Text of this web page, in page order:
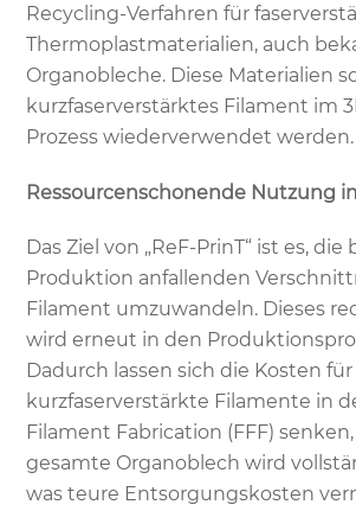
Recycling-Verfahren für
Thermoplastmaterialien, auch
Organobleche. Diese Materialien
kurzfaserverstärktes Filament im
Prozess wiederverwendet werden.
Ressourcenschonende Nutzung
Das Ziel von „ReF-PrinT“ ist es, die
Produktion anfallenden
Filament umzuwandeln. Dieses
wird erneut in den
Dadurch lassen sich die Kosten für
kurzfaserverstärkte Filamente in
Filament Fabrication (FFF)
gesamte Organoblech wird
was teure Entsorgungskosten